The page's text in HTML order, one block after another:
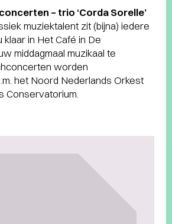
– trio ‘Corda Sorelle’
muziektalent zit (bijna) iedere
in Het Café in De
middagmaal muzikaal te
worden
het Noord Nederlands Orkest
Conservatorium.